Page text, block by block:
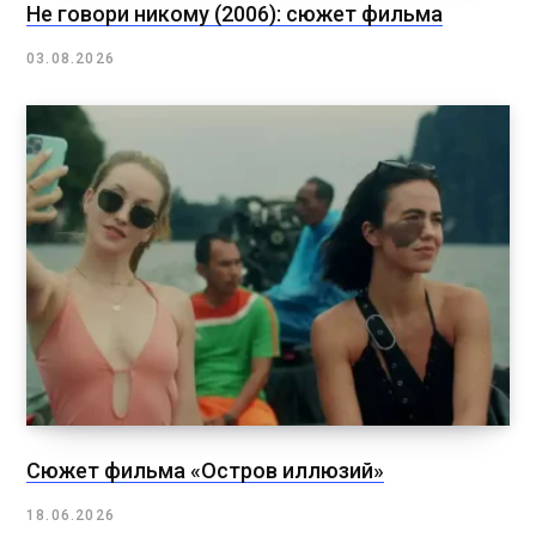
Не говори никому (2006): сюжет фильма
03.08.2026
Сюжет фильма «Остров иллюзий»
18.06.2026